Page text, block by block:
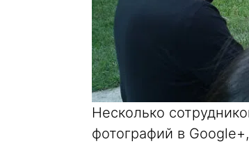
Несколько
фотографий в